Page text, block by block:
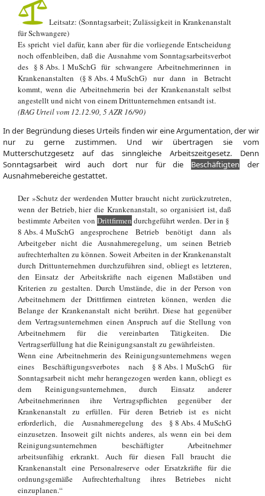
Leitsatz: (Sonntagsarbeit; Zulässigkeit in Krankenanstalt
für Schwangere)
Es spricht viel dafür, kann aber für die vorliegende Entscheidung
noch offenbleiben, daß die Ausnahme vom Sonntagsarbeitsverbot
des § 8 Abs. 1 MuSchG für schwangere Arbeitnehmerinnen in
Krankenanstalten (§ 8 Abs. 4 MuSchG) nur dann in Betracht
kommt, wenn die Arbeitnehmerin bei der Krankenanstalt selbst
angestellt und nicht von einem Drittunternehmen entsandt ist.
(BAG Urteil vom 12.12.90, 5 AZR 16/90)
In der Begründung dieses Urteils finden wir eine Argumentation, der wir
nur zu gerne zustimmen. Und wir übertragen sie vom
Mutterschutzgesetz auf das sinngleiche Arbeitszeitgesetz. Denn
Sonntagsarbeit wird auch dort nur für die Beschäftigten der
Ausnahmebereiche gestattet.
Der »Schutz der werdenden Mutter braucht nicht zurückzutreten,
wenn der Betrieb, hier die Krankenanstalt, so organisiert ist, daß
bestimmte Arbeiten von Drittfirmen durchgeführt werden. Der in §
8 Abs. 4 MuSchG angesprochene Betrieb benötigt dann als
Arbeitgeber nicht die Ausnahmeregelung, um seinen Betrieb
aufrechterhalten zu können. Soweit Arbeiten in der Krankenanstalt
durch Drittunternehmen durchzuführen sind, obliegt es letzteren,
den Einsatz der Arbeitskräfte nach eigenen Maßstäben und
Kriterien zu gestalten. Durch Umstände, die in der Person von
Arbeitnehmern der Drittfirmen eintreten können, werden die
Belange der Krankenanstalt nicht berührt. Diese hat gegenüber
dem Vertragsunternehmen einen Anspruch auf die Stellung von
Arbeitnehmern für die vereinbarten Tätigkeiten. Die
Vertragserfüllung hat die Reinigungsanstalt zu gewährleisten.
Wenn eine Arbeitnehmerin des Reinigungsunternehmens wegen
eines Beschäftigungsverbotes nach § 8 Abs. 1 MuSchG für
Sonntagsarbeit nicht mehr herangezogen werden kann, obliegt es
dem Reinigungsunternehmen, durch Einsatz anderer
Arbeitnehmerinnen ihre Vertragspflichten gegenüber der
Krankenanstalt zu erfüllen. Für deren Betrieb ist es nicht
erforderlich, die Ausnahmeregelung des § 8 Abs. 4 MuSchG
einzusetzen. Insoweit gilt nichts anderes, als wenn ein bei dem
Reinigungsunternehmen beschäftigter Arbeitnehmer
arbeitsunfähig erkrankt. Auch für diesen Fall braucht die
Krankenanstalt eine Personalreserve oder Ersatzkräfte für die
ordnungsgemäße Aufrechterhaltung ihres Betriebes nicht
einzuplanen.“